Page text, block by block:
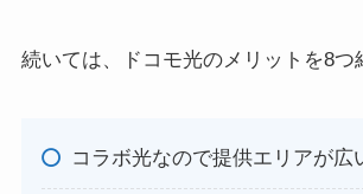
続いては、ドコモ光のメリットを8つ
コラボ光なので提供エリアが広